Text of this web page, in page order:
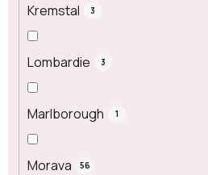
Kremstal 3
Lombardie 3
Marlborough 1
Morava 56